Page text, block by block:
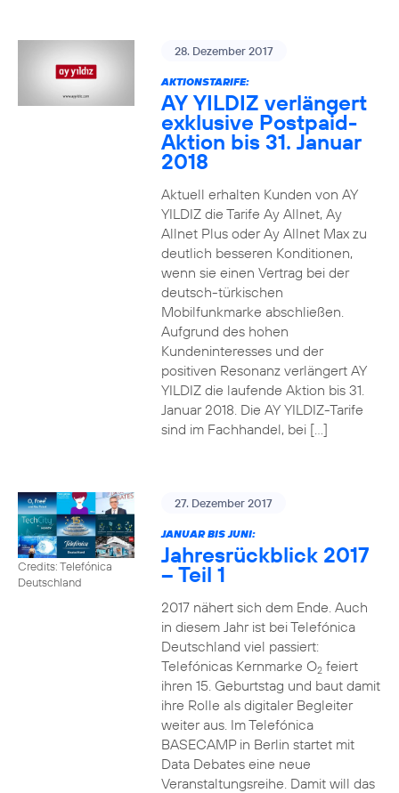
28. Dezember 2017
AKTIONSTARIFE:
AY YILDIZ verlängert
exklusive Postpaid-
Aktion bis 31. Januar
2018
Aktuell erhalten Kunden von AY
YILDIZ die Tarife Ay Allnet, Ay
Allnet Plus oder Ay Allnet Max zu
deutlich besseren Konditionen,
wenn sie einen Vertrag bei der
deutsch-türkischen
Mobilfunkmarke abschließen.
Aufgrund des hohen
Kundeninteresses und der
positiven Resonanz verlängert AY
YILDIZ die laufende Aktion bis 31.
Januar 2018. Die AY YILDIZ-Tarife
sind im Fachhandel, bei […]
Credits: Telefónica
Deutschland
27. Dezember 2017
JANUAR BIS JUNI:
Jahresrückblick 2017
– Teil 1
2017 nähert sich dem Ende. Auch
in diesem Jahr ist bei Telefónica
Deutschland viel passiert:
Telefónicas Kernmarke O2feiert
ihren 15. Geburtstag und baut damit
ihre Rolle als digitaler Begleiter
weiter aus. Im Telefónica
BASECAMP in Berlin startet mit
Data Debates eine neue
Veranstaltungsreihe. Damit will das